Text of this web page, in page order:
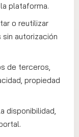
plataforma.
o reutilizar
autorización
de terceros,
propiedad
disponibilidad,